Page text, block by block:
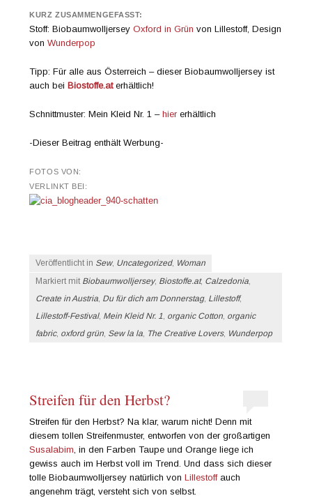
KURZ ZUSAMMENGEFASST:
Stoff: BiobaumwolljerseyOxford in Grün von Lillestoff, Design
vonWunderpop
Tipp: Für alle aus Österreich – dieser Biobaumwolljersey ist
auch beiBiostoffe.aterhältlich!
Schnittmuster: Mein Kleid Nr. 1 –hier erhältlich
-Dieser Beitrag enthält Werbung-
FOTOS VON:
VERLINKT BEI:
Veröffentlicht in Sew, Uncategorized, Woman
Markiert mit Biobaumwolljersey, Biostoffe.at, Calzedonia,
Create in Austria, Du für dich am Donnerstag, Lillestoff,
Lillestoff-Festival, Mein Kleid Nr. 1, organic Cotton, organic
fabric, oxford grün, Sew la la, The Creative Lovers, Wunderpop
Streifen für den Herbst?
Streifen für den Herbst? Na klar, warum nicht! Denn mit
diesem tollen Streifenmuster, entworfen von der großartigen
Susalabim, in den Farben Taupe und Orange liege ich
gewiss auch im Herbst voll im Trend. Und dass sich dieser
tolle Biobaumwolljersey natürlich vonLillestoffauch
angenehm trägt, versteht sich von selbst.